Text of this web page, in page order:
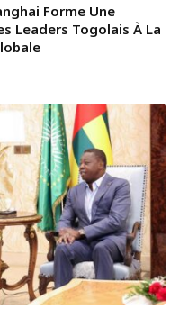
Forme Une
Leaders Togolais À La